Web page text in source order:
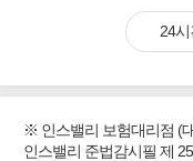
24
※ 인스밸리 보험대리점 (
인스밸리 준법감시필 제